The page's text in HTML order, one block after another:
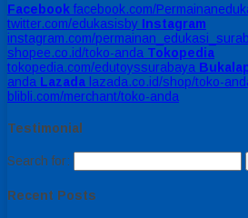
Facebook facebook.com/
twitter.com/edukasisby Instagram
instagram.com/
shopee.co.id/toko-anda Tokopedia
tokopedia.com/edutoyssurabaya
anda Lazada lazada.co.id/shop/toko-
blibli.com/merchant/toko-anda
Testimonial
Search for:
Recent Posts